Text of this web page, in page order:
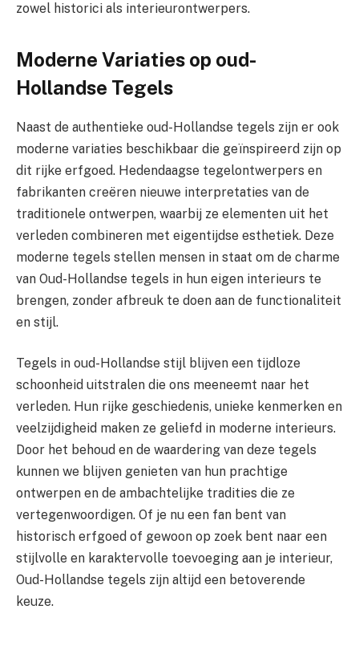
zowel historici als interieurontwerpers.
Moderne Variaties op oud-
Hollandse Tegels
Naast de authentieke oud-Hollandse tegels zijn er ook
moderne variaties beschikbaar die geïnspireerd zijn op
dit rijke erfgoed. Hedendaagse tegelontwerpers en
fabrikanten creëren nieuwe interpretaties van de
traditionele ontwerpen, waarbij ze elementen uit het
verleden combineren met eigentijdse esthetiek. Deze
moderne tegels stellen mensen in staat om de charme
van Oud-Hollandse tegels in hun eigen interieurs te
brengen, zonder afbreuk te doen aan de functionaliteit
en stijl.
Tegels in oud-Hollandse stijl blijven een tijdloze
schoonheid uitstralen die ons meeneemt naar het
verleden. Hun rijke geschiedenis, unieke kenmerken en
veelzijdigheid maken ze geliefd in moderne interieurs.
Door het behoud en de waardering van deze tegels
kunnen we blijven genieten van hun prachtige
ontwerpen en de ambachtelijke tradities die ze
vertegenwoordigen. Of je nu een fan bent van
historisch erfgoed of gewoon op zoek bent naar een
stijlvolle en karaktervolle toevoeging aan je interieur,
Oud-Hollandse tegels zijn altijd een betoverende
keuze.